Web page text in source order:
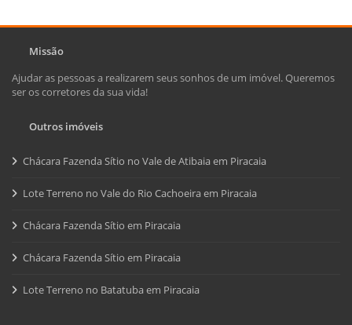
Missão
Ajudar as pessoas a realizarem seus sonhos de um imóvel. Queremos
ser os corretores da sua vida!
Outros imóveis
Chácara Fazenda Sítio no Vale de Atibaia em Piracaia
Lote Terreno no Vale do Rio Cachoeira em Piracaia
Chácara Fazenda Sítio em Piracaia
Chácara Fazenda Sítio em Piracaia
Lote Terreno no Batatuba em Piracaia